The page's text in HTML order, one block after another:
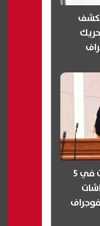
يكشف
إيهاب منصور: الحكومة فشلت في 5